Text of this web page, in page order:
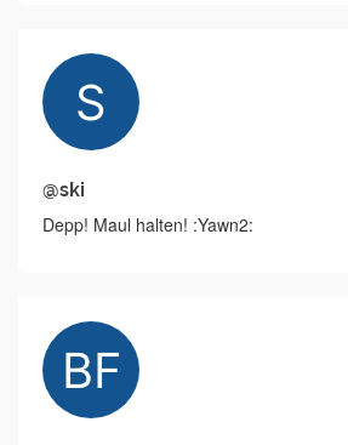
@ski
Depp! Maul halten! :Yawn2: